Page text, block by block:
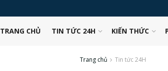
TRANG CHỦ TIN TỨC 24H KIẾN THỨC
Trang chủ Tin tức 24H